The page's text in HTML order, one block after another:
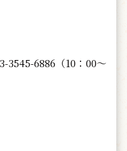
3545-6886（10：00～